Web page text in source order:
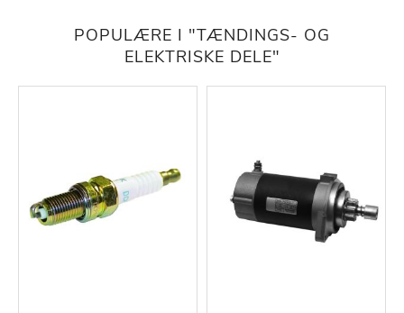
POPULÆRE I "TÆNDINGS- OG
ELEKTRISKE DELE"